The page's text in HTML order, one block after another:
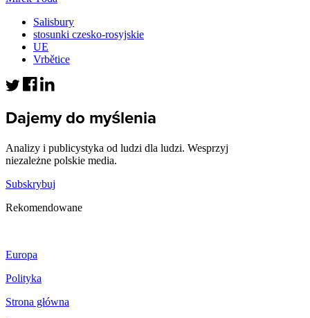
Salisbury
stosunki czesko-rosyjskie
UE
Vrbětice
Dajemy do myślenia
Analizy i publicystyka od ludzi dla ludzi. Wesprzyj
niezależne polskie media.
Subskrybuj
Rekomendowane
Europa
Polityka
Strona główna